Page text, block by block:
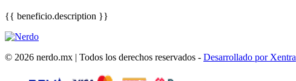
{{ beneficio.description }}
© 2026 nerdo.mx | Todos los derechos reservados - Desarrollado por Xentra